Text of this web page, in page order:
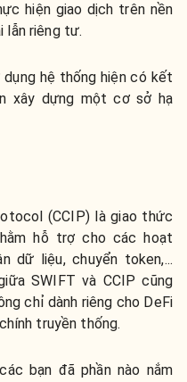
hiện giao dịch trên nền
lẫn riêng tư.
hệ thống hiện có kết
xây dựng một cơ sở hạ
(CCIP) là giao thức
hỗ trợ cho các hoạt
dữ liệu, chuyển token,...
SWIFT và CCIP cũng
chỉ dành riêng cho DeFi
truyền thống.
bạn đã phần nào nắm